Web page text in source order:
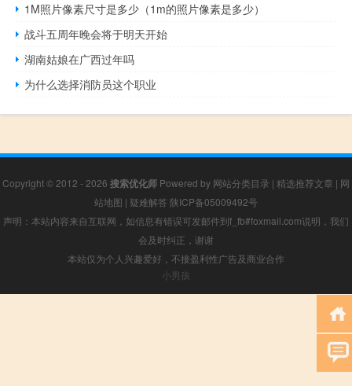
1M照片像素尺寸是多少（1m的照片像素是多少）
战斗五周年晚会将于明天开始
湖南姑娘在广西过年吗
为什么选择消防员这个职业
Copyright © 2012 - 2026 搜索优化师 Powered by 网站分类目录 | 精选推荐文章 | 网
站地图 | 疑难解答 陕ICP备05009492号
声明：本站内容来自互联网，如信息有错误可发邮件到f_fb#foxmail.com说明，我们
会及时纠正，谢谢
本站仅为个人兴趣爱好，不接盈利性广告及商业合作
小男孩